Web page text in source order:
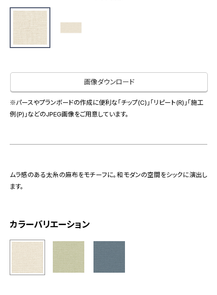
広島ショールーム
仙台ショールーム
札幌ショールーム
画像ダウンロード
動画一覧
お手入れ便利帳
お役立ち資料
サンプル・カタログ請求／お問い合わせ（ビジネスのお客様）
非住宅案件に関するお問い合わせ
スペースソリューション事業
オフィスソリューション事業
会社情報
画像ダウンロード
※パースやプランボードの作成に便利な「チップ(C)」「リピート(R)」「施工
例(P)」などのJPEG画像をご用意しています。
ムラ感のある太糸の麻布をモチーフに。和モダンの空間をシックに演出し
ます。
カラーバリエーション